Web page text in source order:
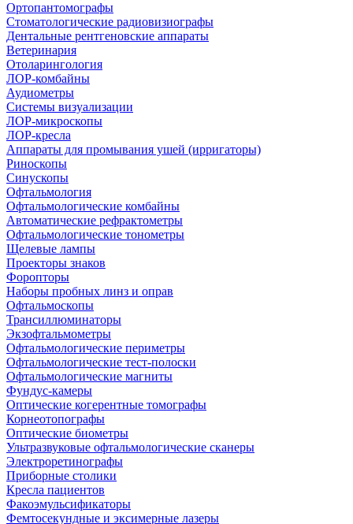
Ортопантомографы
Стоматологические радиовизиографы
Дентальные рентгеновские аппараты
Ветеринария
Отоларингология
ЛОР-комбайны
Аудиометры
Системы визуализации
ЛОР-микроскопы
ЛОР-кресла
Аппараты для промывания ушей (ирригаторы)
Риноскопы
Синускопы
Офтальмология
Офтальмологические комбайны
Автоматические рефрактометры
Офтальмологические тонометры
Щелевые лампы
Проекторы знаков
Форопторы
Наборы пробных линз и оправ
Офтальмоскопы
Трансиллюминаторы
Экзофтальмометры
Офтальмологические периметры
Офтальмологические тест-полоски
Офтальмологические магниты
Фундус-камеры
Оптические когерентные томографы
Корнеотопографы
Оптические биометры
Ультразвуковые офтальмологические сканеры
Электроретинографы
Приборные столики
Кресла пациентов
Факоэмульсификаторы
Фемтосекундные и эксимерные лазеры